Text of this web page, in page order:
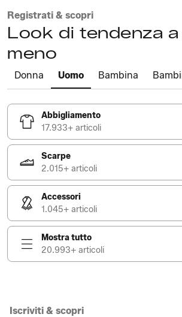
Registrati & scopri
Look di tendenza
meno
Donna Uomo Bambina
Abbigliamento
17.933+ articoli
Scarpe
2.015+ articoli
Accessori
1.045+ articoli
Mostra tutto
20.993+ articoli
Iscriviti & scopri